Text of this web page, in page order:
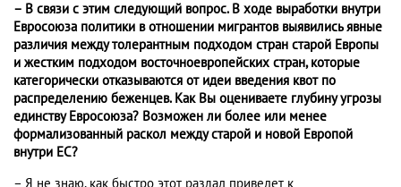
– В связи с этим следующий вопрос. В ходе выработки внутри
Евросоюза политики в отношении мигрантов выявились явные
различия между толерантным подходом стран старой Европы
и жестким подходом восточноевропейских стран, которые
категорически отказываются от идеи введения квот по
распределению беженцев. Как Вы оцениваете глубину угрозы
единству Евросоюза? Возможен ли более или менее
формализованный раскол между старой и новой Европой
внутри ЕС?
– Я не знаю, как быстро этот разлад приведет к